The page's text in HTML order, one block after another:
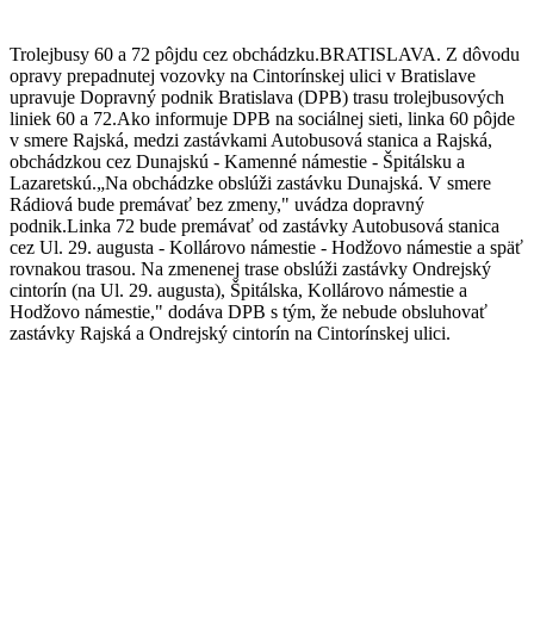
Trolejbusy 60 a 72 pôjdu cez obchádzku.BRATISLAVA. Z dôvodu
opravy prepadnutej vozovky na Cintorínskej ulici v Bratislave
upravuje Dopravný podnik Bratislava (DPB) trasu trolejbusových
liniek 60 a 72.Ako informuje DPB na sociálnej sieti, linka 60 pôjde
v smere Rajská, medzi zastávkami Autobusová stanica a Rajská,
obchádzkou cez Dunajskú - Kamenné námestie - Špitálsku a
Lazaretskú.„Na obchádzke obslúži zastávku Dunajská. V smere
Rádiová bude premávať bez zmeny," uvádza dopravný
podnik.Linka 72 bude premávať od zastávky Autobusová stanica
cez Ul. 29. augusta - Kollárovo námestie - Hodžovo námestie a späť
rovnakou trasou. Na zmenenej trase obslúži zastávky Ondrejský
cintorín (na Ul. 29. augusta), Špitálska, Kollárovo námestie a
Hodžovo námestie," dodáva DPB s tým, že nebude obsluhovať
zastávky Rajská a Ondrejský cintorín na Cintorínskej ulici.